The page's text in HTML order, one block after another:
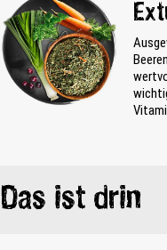
Das ist drin